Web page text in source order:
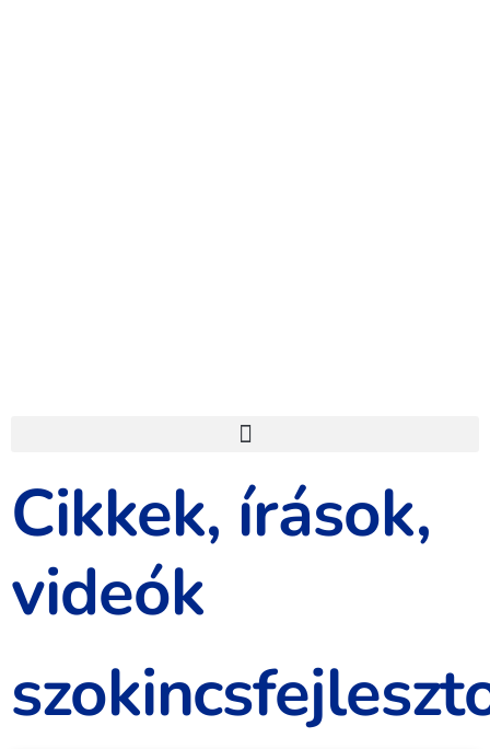
Cikkek, írások,
videók